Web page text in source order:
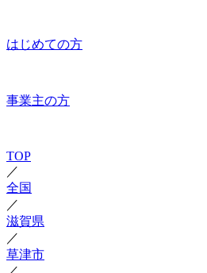
はじめての方
事業主の方
TOP
／
全国
／
滋賀県
／
草津市